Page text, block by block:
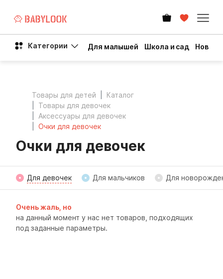
Категории Для малышей Школа и сад Новый
Товары для детей
Каталог
Товары для девочек
Аксессуары для девочек
Очки для девочек
Очки для девочек
Для девочек Для мальчиков Для
Очень жаль, но
на данный момент у нас нет товаров, подходящих
под заданные параметры.